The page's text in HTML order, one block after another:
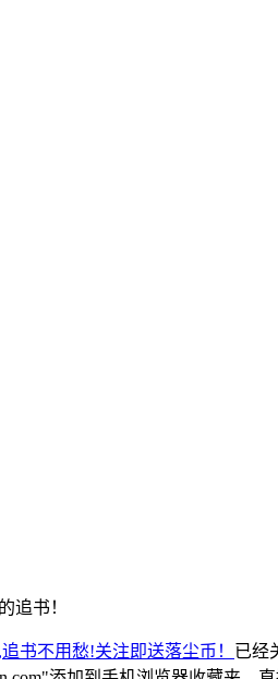
追书！
,追书不用愁!关注即送落尘币！ 已经